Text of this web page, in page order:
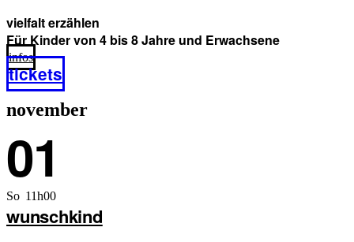
vielfalt erzählen
Für Kinder von 4 bis 8 Jahre und Erwachsene
infos
tickets
november
01
So 11h00
wunschkind